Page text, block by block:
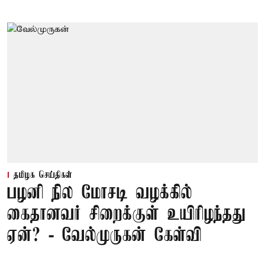
தமிழக செய்திகள்
பழனி நில மோசடி வழக்கில்
கைதானவர் சிறைக்குள் உயிரிழந்தது
ஏன்? - வேல்முருகன் கேள்வி